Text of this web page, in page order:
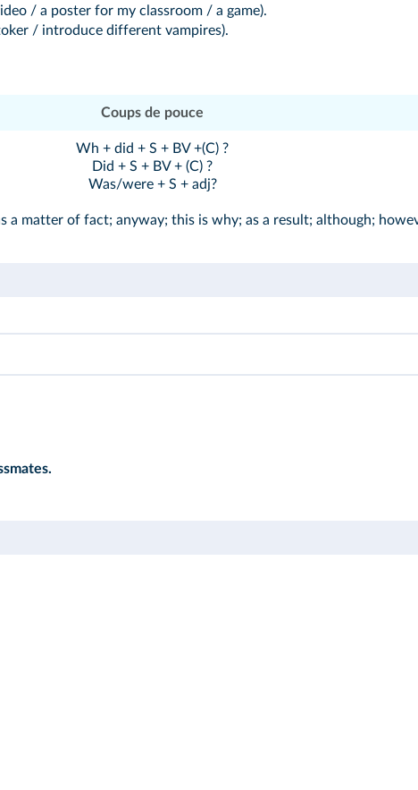
/ a poster for my classroom / a game).
/ introduce different vampires).
Coups de pouce
Wh + did + S + BV +(C) ?
Did + S + BV + (C) ?
Was/were + S + adj?
a matter of fact; anyway; this is why; as a result; although;